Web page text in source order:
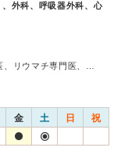
外科、呼吸器外科、心
、リウマチ専門医、…
金 土 日 祝